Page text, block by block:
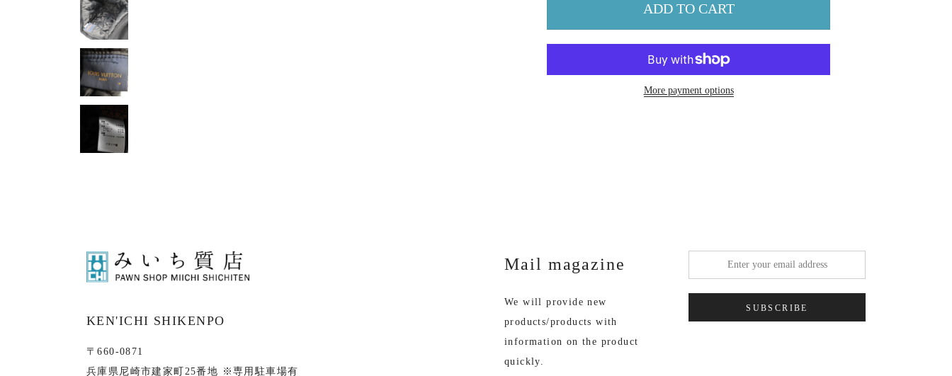
ADD TO CART
More payment options
KEN'ICHI SHIKENPO
〒660-0871
兵庫県尼崎市建家町25番地 ※専用駐車場有
Mail magazine
We will provide new
products/products with
information on the product
quickly.
SUBSCRIBE